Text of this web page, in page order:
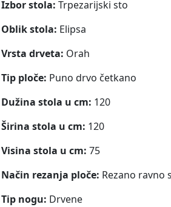
Izbor stola: Trpezarijski sto
Oblik stola: Elipsa
Vrsta drveta: Orah
Tip ploče: Puno drvo četkano
Dužina stola u cm: 120
Širina stola u cm: 120
Visina stola u cm: 75
Način rezanja ploče: Rezano ravno
Tip nogu: Drvene